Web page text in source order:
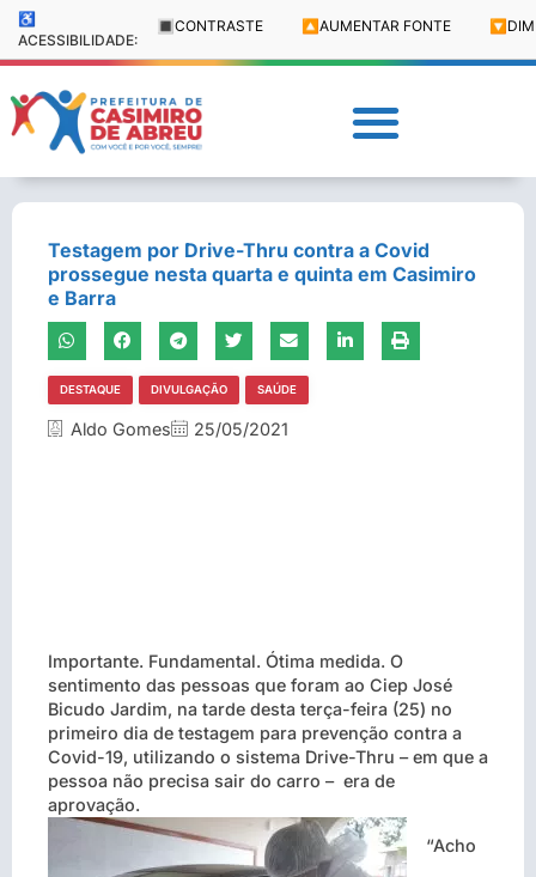
♿
ACESSIBILIDADE:
🔳 CONTRASTE 🔼 AUMENTAR FONTE 🔽
Testagem por Drive-Thru contra a Covid
prossegue nesta quarta e quinta em Casimiro
e Barra
DESTAQUE DIVULGAÇÃO SAÚDE
Aldo Gomes 25/05/2021
Importante. Fundamental. Ótima medida. O
sentimento das pessoas que foram ao Ciep José
Bicudo Jardim, na tarde desta terça-feira (25) no
primeiro dia de testagem para prevenção contra a
Covid-19, utilizando o sistema Drive-Thru – em que a
pessoa não precisa sair do carro – era de
aprovação.
“Acho